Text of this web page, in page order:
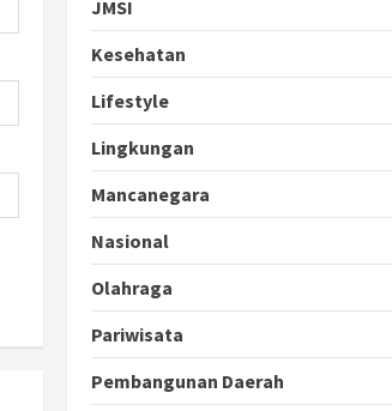
JMSI
Kesehatan
Lifestyle
Lingkungan
Mancanegara
Nasional
Olahraga
Pariwisata
Pembangunan Daerah